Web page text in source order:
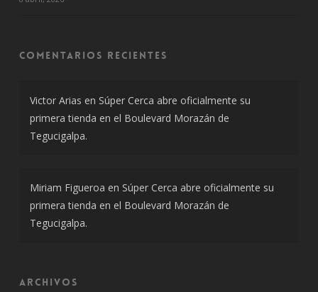
Comentarios recientes
Victor Arias en Súper Cerca abre oficialmente su
primera tienda en el Boulevard Morazán de
Tegucigalpa.
Miriam Figueroa en Súper Cerca abre oficialmente su
primera tienda en el Boulevard Morazán de
Tegucigalpa.
Archivos